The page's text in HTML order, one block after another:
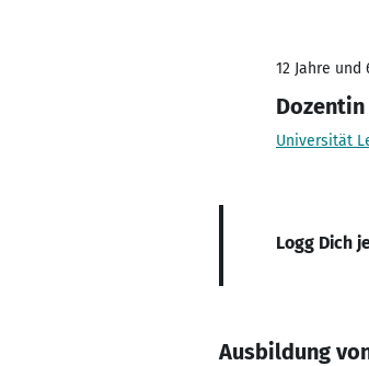
12 Jahre und
Dozentin
Universität
Logg Dich
Ausbildung